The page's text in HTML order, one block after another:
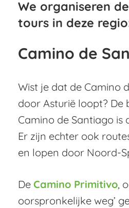
We organiseren
tours in deze
Camino de
Wist je dat de Camino
door Asturië loopt? De
Camino de Santiago is
Er zijn echter ook
en lopen door Noord-
De Camino Primitivo,
oorspronkelijke weg’